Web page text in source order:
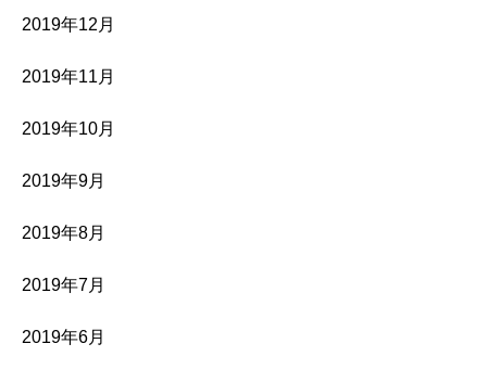
2019年12月
2019年11月
2019年10月
2019年9月
2019年8月
2019年7月
2019年6月